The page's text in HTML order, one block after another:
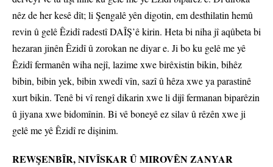
nêz de her kesê dît; li Şengalê yên digotin, em desthilatin hemû
revin û gelê Êzidî radestî DAÎŞ’ê kirin. Heta bi niha jî aqûbeta bi
hezaran jinên Êzidî û zorokan ne diyar e. Ji bo ku gelê me yê
Êzidî fermanên wiha nejî, lazime xwe birêxistin bikin, bihêz
bibin, bibin yek, bibin xwedî vîn, sazî û hêza xwe ya parastinê
xurt bikin. Tenê bi vî rengî dikarin xwe li dijî fermanan biparêzin
û jiyana xwe bidomînin. Bi vê boneyê ez silav û rêzên xwe ji
gelê me yê Êzidî re dişinim.
REWŞENBÎR, NIVÎSKAR Û MIROVÊN ZANYAR